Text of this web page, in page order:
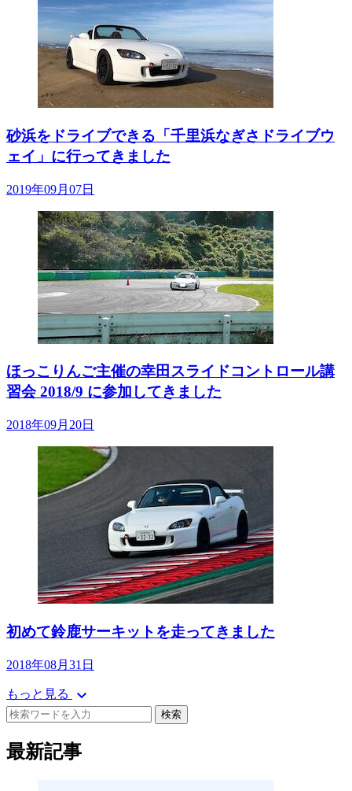
砂浜をドライブできる「千里浜なぎさドライブウ
ェイ」に行ってきました
2019年09月07日
ほっこりんご主催の幸田スライドコントロール講
習会 2018/9 に参加してきました
2018年09月20日
初めて鈴鹿サーキットを走ってきました
2018年08月31日
もっと見る expand_more
検索
最新記事